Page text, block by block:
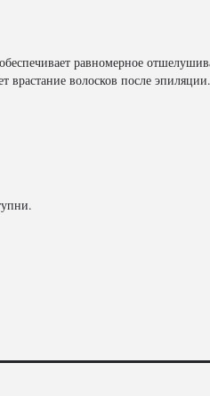
равномерное
врастание волосков после эпиляции.